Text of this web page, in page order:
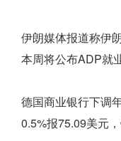
伊朗媒体报道称伊
本周将公布ADP就
德国商业银行下调
0.5%报75.09美元